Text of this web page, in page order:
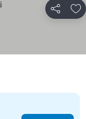
공유 즐